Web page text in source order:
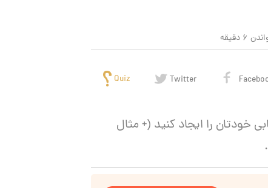
دقیقه
Quiz Twitter
خودتان را ایجاد کنید (+ مثال